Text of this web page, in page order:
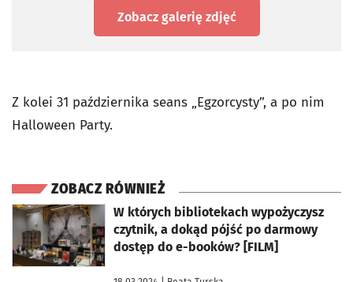
Zobacz galerię zdjęć
Z kolei 31 października seans „Egzorcysty”, a po nim
Halloween Party.
ZOBACZ RÓWNIEŻ
W których bibliotekach wypożyczysz
czytnik, a dokąd pójść po darmowy
dostęp do e-booków? [FILM]
otworzy się w nowej karcie